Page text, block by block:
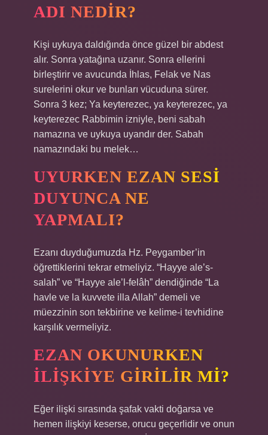
ADI NEDIR?
Kişi uykuya daldığında önce güzel bir abdest
alır. Sonra yatağına uzanır. Sonra ellerini
birleştirir ve avucunda İhlas, Felak ve Nas
surelerini okur ve bunları vücuduna sürer.
Sonra 3 kez; Ya keyterezec, ya keyterezec, ya
keyterezec Rabbimin izniyle, beni sabah
namazına ve uykuya uyandır der. Sabah
namazındaki bu melek…
UYURKEN EZAN SESI
DUYUNCA NE
YAPMALI?
Ezanı duyduğumuzda Hz. Peygamber’in
öğrettiklerini tekrar etmeliyiz. “Hayye ale’s-
salah” ve “Hayye ale’l-felâh” dendiğinde “La
havle ve la kuvvete illa Allah” demeli ve
müezzinin son tekbirine ve kelime-i tevhidine
karşılık vermeliyiz.
EZAN OKUNURKEN
ILIŞKIYE GIRILIR MI?
Eğer ilişki sırasında şafak vakti doğarsa ve
hemen ilişkiyi keserse, orucu geçerlidir ve onun